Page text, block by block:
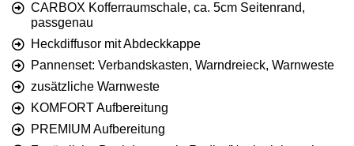
CARBOX Kofferraumschale, ca. 5cm Seitenrand,
passgenau
Heckdiffusor mit Abdeckkappe
Pannenset: Verbandskasten, Warndreieck, Warnweste
zusätzliche Warnweste
KOMFORT Aufbereitung
PREMIUM Aufbereitung